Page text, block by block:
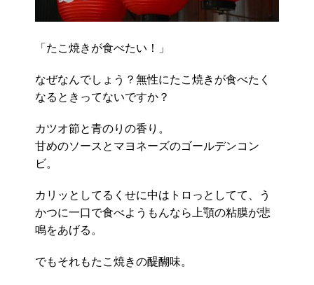
「たこ焼きが食べたい！」
なぜなんでしょう？無性にたこ焼きが食べたく
なるときってないですか？
カツオ節と青のりの香り。
甘めのソースとマヨネーズのゴールデンコン
ビ。
カリッとしてるくせに中はトロっとしてて、う
かつに一口で食べようもんなら上顎の粘膜が悲
鳴をあげる。
でもそれもたこ焼きの醍醐味。